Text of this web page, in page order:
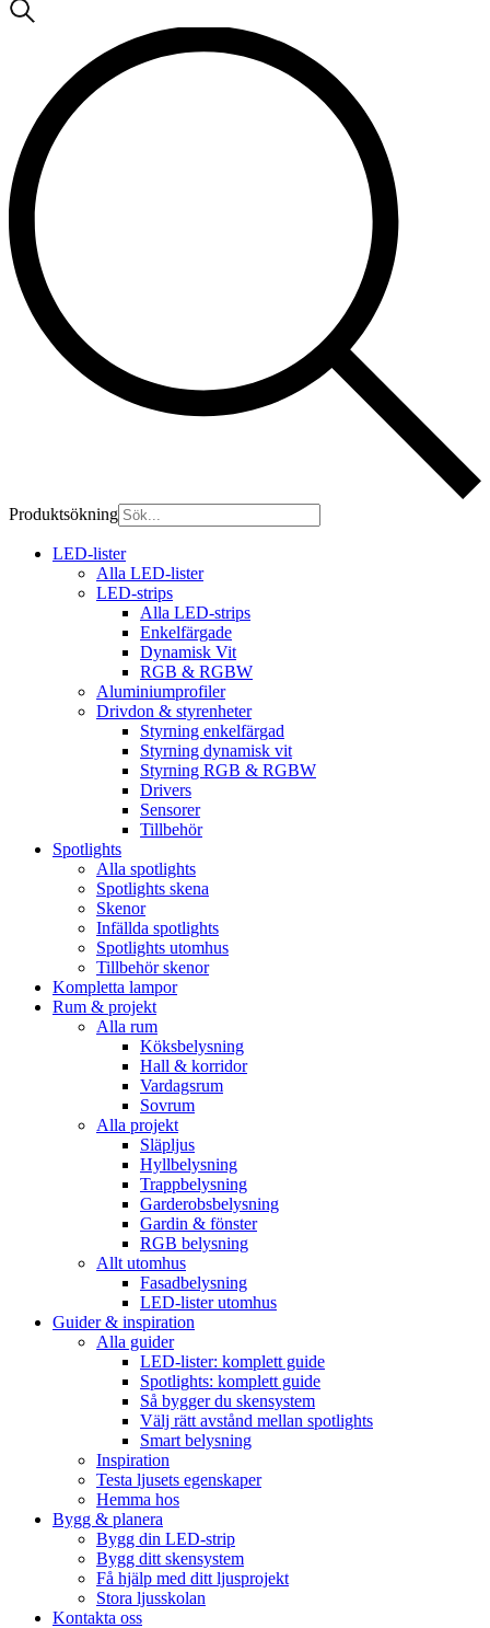
Produktsökning
LED-lister
Alla LED-lister
LED-strips
Alla LED-strips
Enkelfärgade
Dynamisk Vit
RGB & RGBW
Aluminiumprofiler
Drivdon & styrenheter
Styrning enkelfärgad
Styrning dynamisk vit
Styrning RGB & RGBW
Drivers
Sensorer
Tillbehör
Spotlights
Alla spotlights
Spotlights skena
Skenor
Infällda spotlights
Spotlights utomhus
Tillbehör skenor
Kompletta lampor
Rum & projekt
Alla rum
Köksbelysning
Hall & korridor
Vardagsrum
Sovrum
Alla projekt
Släpljus
Hyllbelysning
Trappbelysning
Garderobsbelysning
Gardin & fönster
RGB belysning
Allt utomhus
Fasadbelysning
LED-lister utomhus
Guider & inspiration
Alla guider
LED-lister: komplett guide
Spotlights: komplett guide
Så bygger du skensystem
Välj rätt avstånd mellan spotlights
Smart belysning
Inspiration
Testa ljusets egenskaper
Hemma hos
Bygg & planera
Bygg din LED-strip
Bygg ditt skensystem
Få hjälp med ditt ljusprojekt
Stora ljusskolan
Kontakta oss